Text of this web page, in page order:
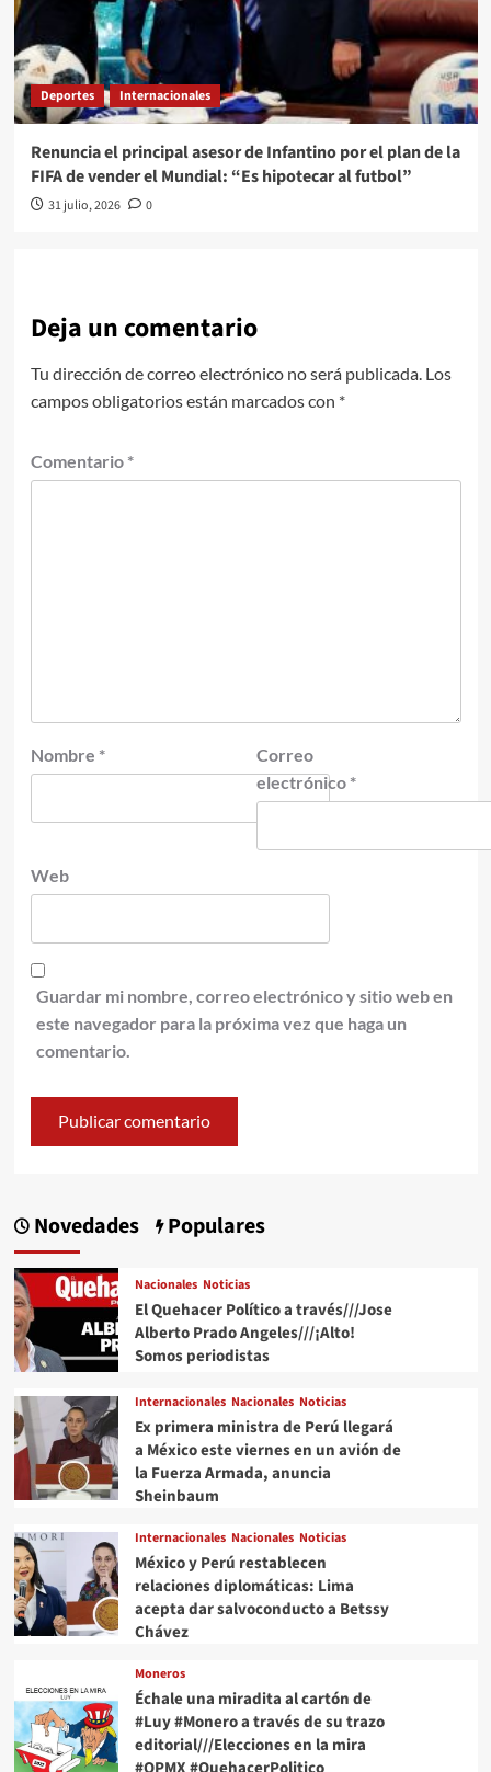
Deportes Internacionales
Renuncia el principal asesor de Infantino por el plan de la
FIFA de vender el Mundial: “Es hipotecar al futbol”
31 julio, 2026 0
Deja un comentario
Tu dirección de correo electrónico no será publicada. Los
campos obligatorios están marcados con *
Comentario *
Nombre *
Correo
electrónico *
Web
Guardar mi nombre, correo electrónico y sitio web en
este navegador para la próxima vez que haga un
comentario.
Novedades Populares
Nacionales Noticias
El Quehacer Político a través///Jose
Alberto Prado Angeles///¡Alto!
Somos periodistas
Internacionales Nacionales Noticias
Ex primera ministra de Perú llegará
a México este viernes en un avión de
la Fuerza Armada, anuncia
Sheinbaum
Internacionales Nacionales Noticias
México y Perú restablecen
relaciones diplomáticas: Lima
acepta dar salvoconducto a Betssy
Chávez
Moneros
Échale una miradita al cartón de
#Luy #Monero a través de su trazo
editorial///Elecciones en la mira